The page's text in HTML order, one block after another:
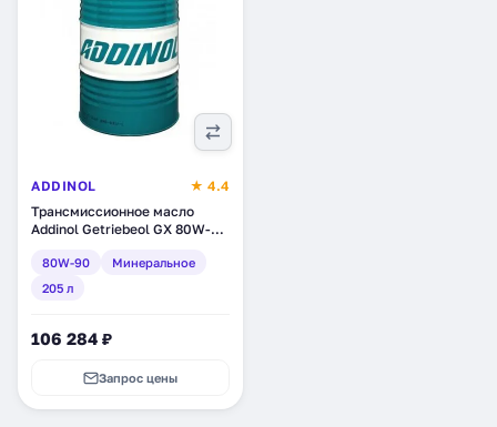
ADDINOL
★ 4.4
Трансмиссионное масло
Addinol Getriebeol GX 80W-
(4014766400277)
80W-90
Минеральное
205 л
106 284 ₽
Запрос цены